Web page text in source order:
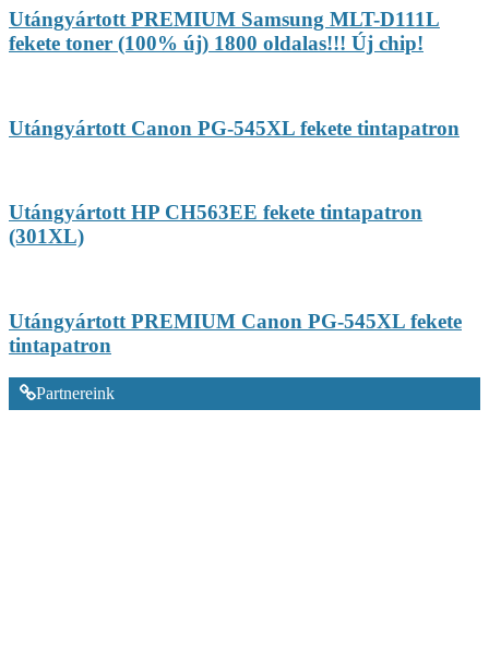
Utángyártott PREMIUM Samsung MLT-D111L
fekete toner (100% új) 1800 oldalas!!! Új chip!
Utángyártott Canon PG-545XL fekete tintapatron
Utángyártott HP CH563EE fekete tintapatron
(301XL)
Utángyártott PREMIUM Canon PG-545XL fekete
tintapatron
Partnereink